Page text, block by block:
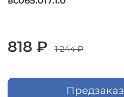
818 ₽ 1 244 ₽
Предзаказ